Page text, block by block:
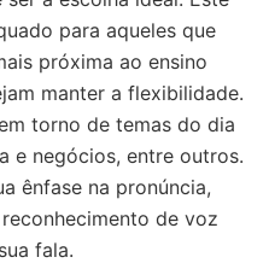
para aqueles que
próxima ao ensino
manter a flexibilidade.
torno de temas do dia
e negócios, entre outros.
ênfase na pronúncia,
de voz
fala.